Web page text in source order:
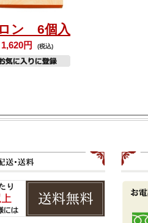
ン 6個入
1,620円 (税込)